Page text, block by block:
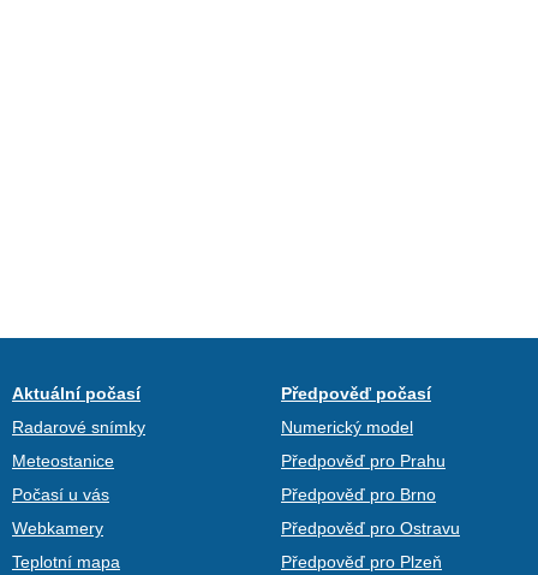
Aktuální počasí
Radarové snímky
Meteostanice
Počasí u vás
Webkamery
Teplotní mapa
Předpověď počasí
Numerický model
Předpověď pro Prahu
Předpověď pro Brno
Předpověď pro Ostravu
Předpověď pro Plzeň